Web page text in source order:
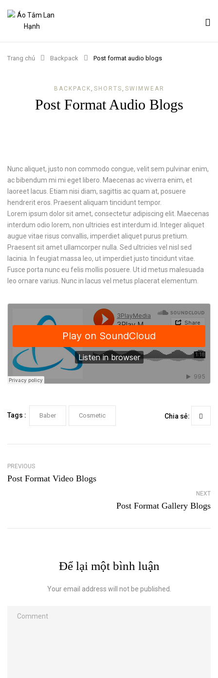
Trang chủ Backpack Post format audio blogs
BACKPACK , SHORTS , SWIMWEAR
Post Format Audio Blogs
Nunc aliquet, justo non commodo congue, velit sem pulvinar enim,
ac bibendum mi mi eget libero. Maecenas ac viverra enim, et
laoreet lacus. Etiam nisi diam, sagittis ac quam at, posuere
hendrerit eros. Praesent aliquam tincidunt tempor.
Lorem ipsum dolor sit amet, consectetur adipiscing elit. Maecenas
interdum odio lorem, non ultricies est interdum id. Integer aliquet
augue vitae risus convallis, imperdiet aliquet purus pretium.
Praesent sit amet ullamcorper nulla. Sed ultricies vel nisl sed
lacinia. In feugiat massa leo, ut imperdiet justo tincidunt vitae.
Fusce porta nunc eu felis mollis posuere. Ut id metus malesuada
leo ornare varius. Nunc in lacus vel metus placerat elementum.
Tags : Baber Cosmetic Chia sẻ:
PREVIOUS
Post Format Video Blogs
NEXT
Post Format Gallery Blogs
Để lại một bình luận
Your email address will not be published.